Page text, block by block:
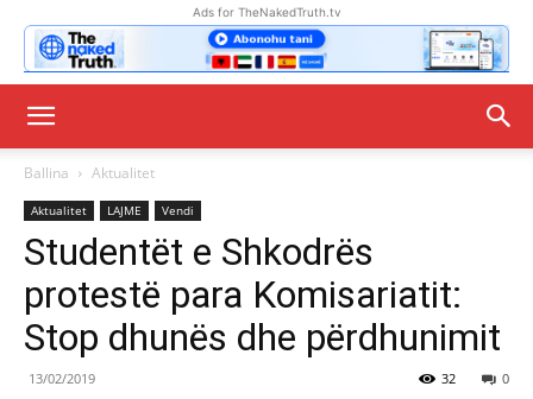
Ads for TheNakedTruth.tv
Ballina Aktualitet
Aktualitet LAJME Vendi
Studentët e Shkodrës
protestë para Komisariatit:
Stop dhunës dhe përdhunimit
13/02/2019 0
32